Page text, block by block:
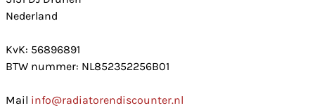
Nederland
KvK: 56896891
BTW nummer: NL852352256B01
Mail info@radiatorendiscounter.nl